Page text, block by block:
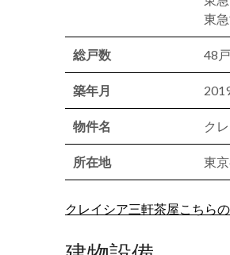
東
総戸数 48戸
築年月
物件名 ク
所在地 東
クレイシア三軒茶屋こちら